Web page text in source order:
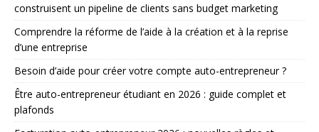
construisent un pipeline de clients sans budget marketing
Comprendre la réforme de l’aide à la création et à la reprise
d’une entreprise
Besoin d’aide pour créer votre compte auto-entrepreneur ?
Être auto-entrepreneur étudiant en 2026 : guide complet et
plafonds